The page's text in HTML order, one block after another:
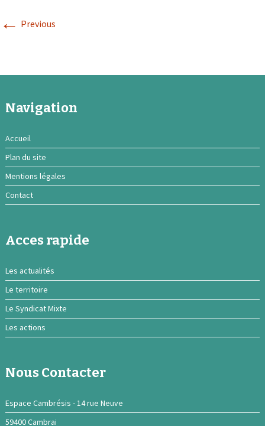
← Previous
Navigation
Accueil
Plan du site
Mentions légales
Contact
Acces rapide
Les actualités
Le territoire
Le Syndicat Mixte
Les actions
Nous Contacter
Espace Cambrésis - 14 rue Neuve
59400 Cambrai